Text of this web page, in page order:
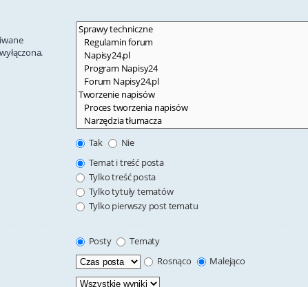
Tak
Nie
Temat i treść posta
Tylko treść posta
Tylko tytuły tematów
Tylko pierwszy post tematu
Posty
Tematy
Rosnąco
Malejąco